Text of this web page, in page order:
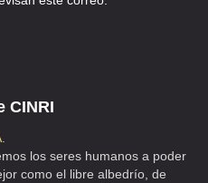
CINRI
los seres humanos a poder
como el libre albedrío, de